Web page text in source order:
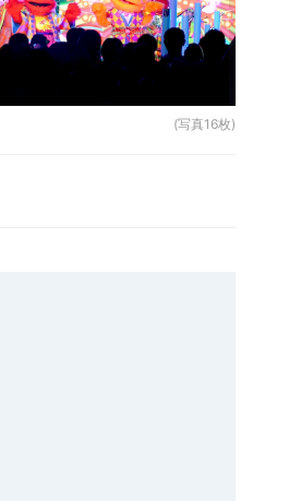
(写真16枚)